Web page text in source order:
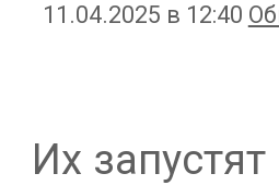
11.04.2025 в 12:40
Их